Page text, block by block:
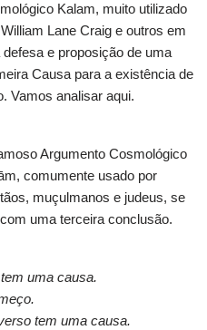
Kalam, muito utilizado
Lane Craig e outros em
defesa e proposição de uma
Causa para a existência de
Vamos analisar aqui.
Argumento Cosmológico
comumente usado por
muçulmanos e judeus, se
uma terceira conclusão.
uma causa.
tem uma causa.